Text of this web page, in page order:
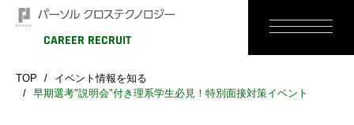
CAREER RECRUIT
TOP
イベント情報を知る
早期選考"説明会"付き理系学生必見！特別面接対策イベント